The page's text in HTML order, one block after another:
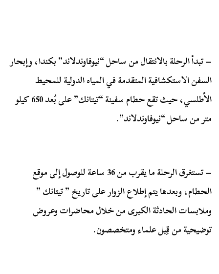
– تبدأ الرحلة بالانتقال من ساحل “نيوفاوندلاند” بكندا، وإبحار
السفن الاستكشافية المتقدمة في المياه الدولية للمحيط
الأطلسي، حيث تقع حطام سفينة “تيتانك” على بُعد 650 كيلو
متر من ساحل “نيوفاوندلاند”.
– تستغرق الرحلة ما يقرب من 36 ساعة للوصول إلى موقع
الحطام، وبعدها يتم إطلاع الزوار على تاريخ ” تيتانك ”
وملابسات الحادثة الكبرى من خلال محاضرات وعروض
توضيحية من قِبل علماء ومتخصصون.